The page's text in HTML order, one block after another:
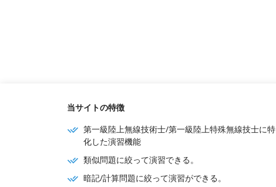
当サイトの特徴
第一級陸上無線技術士/第一級陸上特殊無線技士に特
化した演習機能
類似問題に絞って演習できる。
暗記/計算問題に絞って演習ができる。